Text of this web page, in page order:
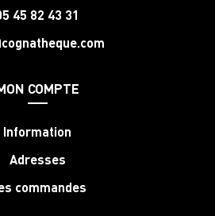
45 82 43 31
COMPTE
Information
Adresses
commandes